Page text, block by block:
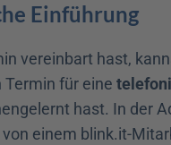
Einführung
vereinbart hast,
Termin für eine
hast. In der
von einem blink.it-